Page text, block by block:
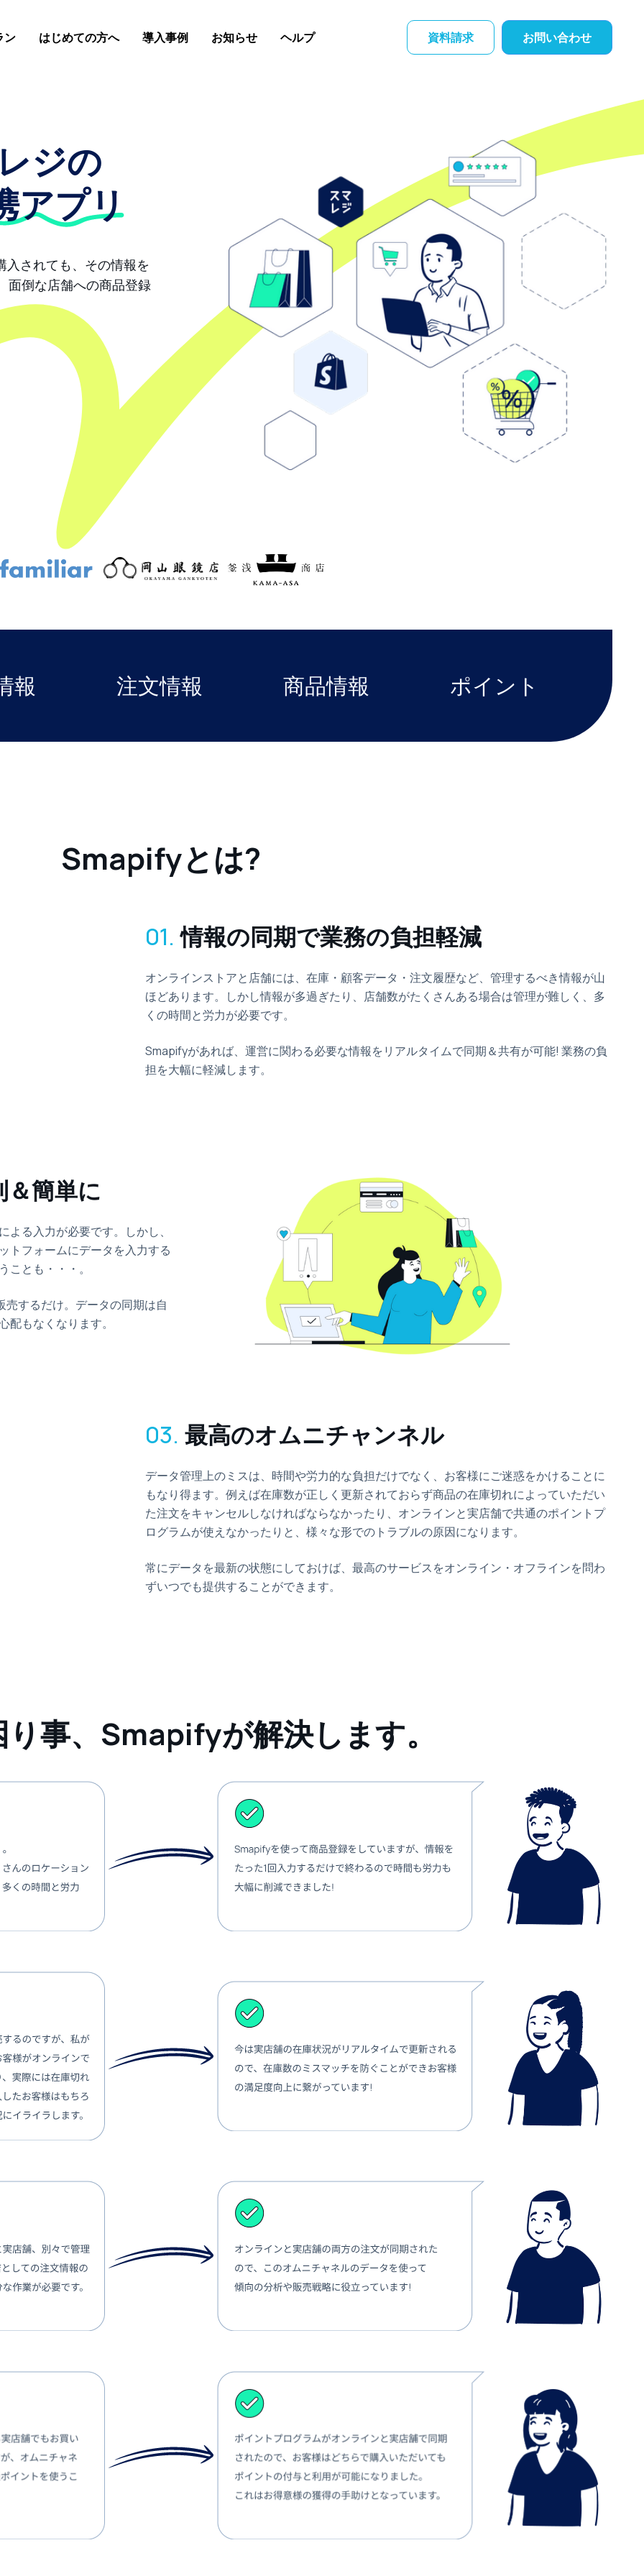
ン はじめての方へ 導入事例 お知らせ ヘルプ 資料請求 お問い合わせ
ジの
アプリ
されても、その情報を
面倒な店舗への商品登録
報 注文情報 商品情報 ポイント
Smapifyとは?
01. 情報の同期で業務の負担軽減
オンラインストアと店舗には、在庫・顧客データ・注文履歴など、管理するべき情報が山
ほどあります。しかし情報が多過ぎたり、店舗数がたくさんある場合は管理が難しく、多
くの時間と労力が必要です。
Smapifyがあれば、運営に関わる必要な情報をリアルタイムで同期＆共有が可能! 業務の負
担を大幅に軽減します。
簡単に
る入力が必要です。しかし、
トフォームにデータを入力する
とも・・・。
するだけ。データの同期は自
もなくなります。
03. 最高のオムニチャンネル
データ管理上のミスは、時間や労力的な負担だけでなく、お客様にご迷惑をかけることに
もなり得ます。例えば在庫数が正しく更新されておらず商品の在庫切れによっていただい
た注文をキャンセルしなければならなかったり、オンラインと実店舗で共通のポイントプ
ログラムが使えなかったりと、様々な形でのトラブルの原因になります。
常にデータを最新の状態にしておけば、最高のサービスをオンライン・オフラインを問わ
ずいつでも提供することができます。
事、Smapifyが解決します。